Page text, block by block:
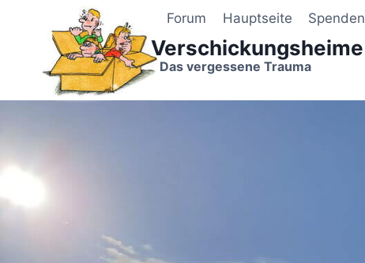
Forum Hauptseite Spenden
Verschickungsheime
Das vergessene Trauma